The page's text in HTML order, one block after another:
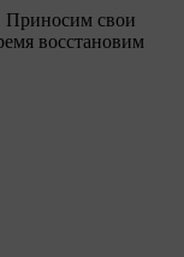
Приносим свои
восстановим